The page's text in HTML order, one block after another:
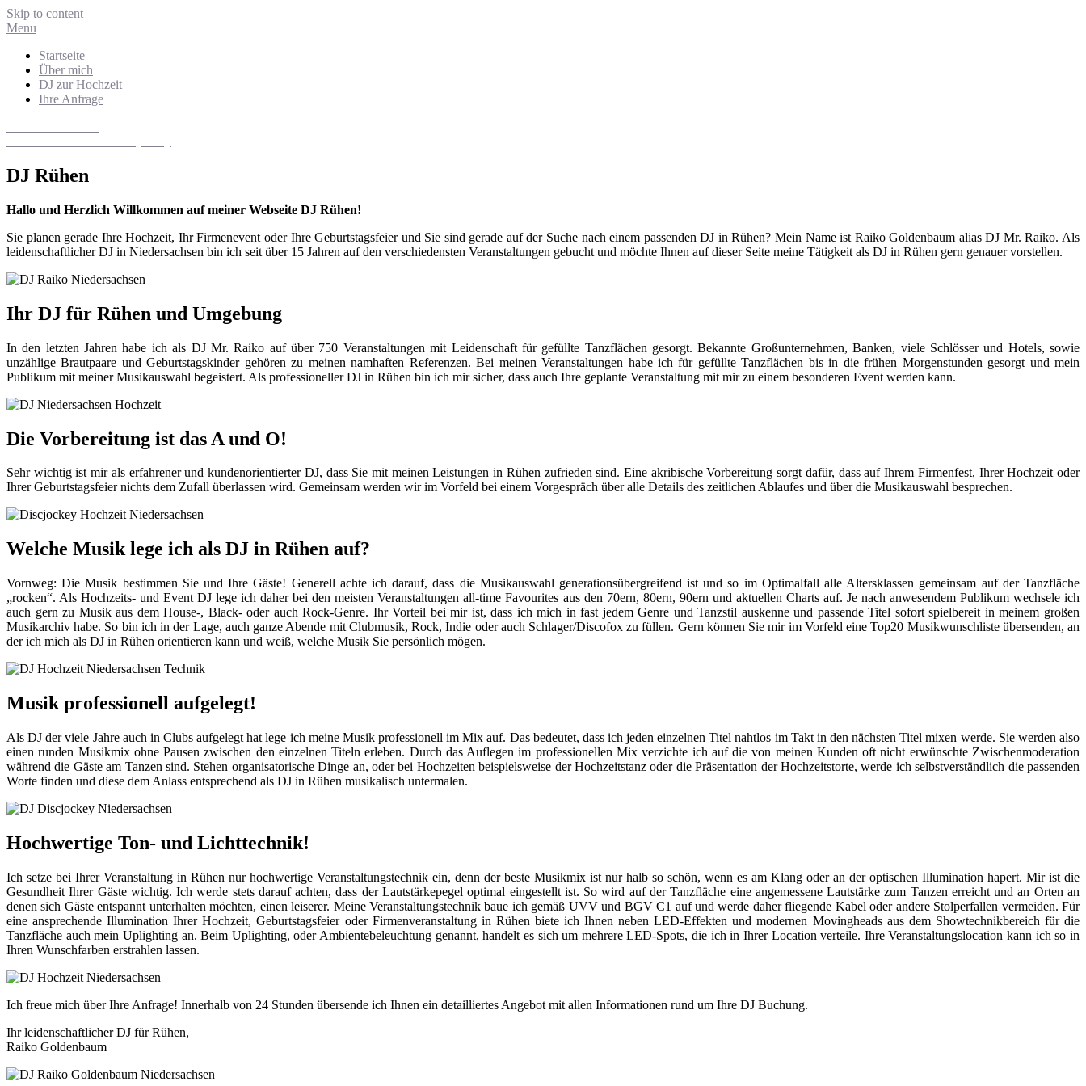
Skip to content
Menu
Startseite
Über mich
DJ zur Hochzeit
Ihre Anfrage
DJ Rühen
Hallo und Herzlich Willkommen auf meiner Webseite DJ Rühen!
Sie planen gerade Ihre Hochzeit, Ihr Firmenevent oder Ihre Geburtstagsfeier und Sie sind gerade auf der Suche nach einem passenden DJ in Rühen? Mein Name ist Raiko Goldenbaum alias DJ Mr. Raiko. Als
leidenschaftlicher DJ in Niedersachsen bin ich seit über 15 Jahren auf den verschiedensten Veranstaltungen gebucht und möchte Ihnen auf dieser Seite meine Tätigkeit als DJ in Rühen gern genauer vorstellen.
Ihr DJ für Rühen und Umgebung
In den letzten Jahren habe ich als DJ Mr. Raiko auf über 750 Veranstaltungen mit Leidenschaft für gefüllte Tanzflächen gesorgt. Bekannte Großunternehmen, Banken, viele Schlösser und Hotels, sowie
unzählige Brautpaare und Geburtstagskinder gehören zu meinen namhaften Referenzen. Bei meinen Veranstaltungen habe ich für gefüllte Tanzflächen bis in die frühen Morgenstunden gesorgt und mein
Publikum mit meiner Musikauswahl begeistert. Als professioneller DJ in Rühen bin ich mir sicher, dass auch Ihre geplante Veranstaltung mit mir zu einem besonderen Event werden kann.
Die Vorbereitung ist das A und O!
Sehr wichtig ist mir als erfahrener und kundenorientierter DJ, dass Sie mit meinen Leistungen in Rühen zufrieden sind. Eine akribische Vorbereitung sorgt dafür, dass auf Ihrem Firmenfest, Ihrer Hochzeit oder
Ihrer Geburtstagsfeier nichts dem Zufall überlassen wird. Gemeinsam werden wir im Vorfeld bei einem Vorgespräch über alle Details des zeitlichen Ablaufes und über die Musikauswahl besprechen.
Welche Musik lege ich als DJ in Rühen auf?
Vornweg: Die Musik bestimmen Sie und Ihre Gäste! Generell achte ich darauf, dass die Musikauswahl generationsübergreifend ist und so im Optimalfall alle Altersklassen gemeinsam auf der Tanzfläche
„rocken“. Als Hochzeits- und Event DJ lege ich daher bei den meisten Veranstaltungen all-time Favourites aus den 70ern, 80ern, 90ern und aktuellen Charts auf. Je nach anwesendem Publikum wechsele ich
auch gern zu Musik aus dem House-, Black- oder auch Rock-Genre. Ihr Vorteil bei mir ist, dass ich mich in fast jedem Genre und Tanzstil auskenne und passende Titel sofort spielbereit in meinem großen
Musikarchiv habe. So bin ich in der Lage, auch ganze Abende mit Clubmusik, Rock, Indie oder auch Schlager/Discofox zu füllen. Gern können Sie mir im Vorfeld eine Top20 Musikwunschliste übersenden, an
der ich mich als DJ in Rühen orientieren kann und weiß, welche Musik Sie persönlich mögen.
Musik professionell aufgelegt!
Als DJ der viele Jahre auch in Clubs aufgelegt hat lege ich meine Musik professionell im Mix auf. Das bedeutet, dass ich jeden einzelnen Titel nahtlos im Takt in den nächsten Titel mixen werde. Sie werden also
einen runden Musikmix ohne Pausen zwischen den einzelnen Titeln erleben. Durch das Auflegen im professionellen Mix verzichte ich auf die von meinen Kunden oft nicht erwünschte Zwischenmoderation
während die Gäste am Tanzen sind. Stehen organisatorische Dinge an, oder bei Hochzeiten beispielsweise der Hochzeitstanz oder die Präsentation der Hochzeitstorte, werde ich selbstverständlich die passenden
Worte finden und diese dem Anlass entsprechend als DJ in Rühen musikalisch untermalen.
Hochwertige Ton- und Lichttechnik!
Ich setze bei Ihrer Veranstaltung in Rühen nur hochwertige Veranstaltungstechnik ein, denn der beste Musikmix ist nur halb so schön, wenn es am Klang oder an der optischen Illumination hapert. Mir ist die
Gesundheit Ihrer Gäste wichtig. Ich werde stets darauf achten, dass der Lautstärkepegel optimal eingestellt ist. So wird auf der Tanzfläche eine angemessene Lautstärke zum Tanzen erreicht und an Orten an
denen sich Gäste entspannt unterhalten möchten, einen leiserer. Meine Veranstaltungstechnik baue ich gemäß UVV und BGV C1 auf und werde daher fliegende Kabel oder andere Stolperfallen vermeiden. Für
eine ansprechende Illumination Ihrer Hochzeit, Geburtstagsfeier oder Firmenveranstaltung in Rühen biete ich Ihnen neben LED-Effekten und modernen Movingheads aus dem Showtechnikbereich für die
Tanzfläche auch mein Uplighting an. Beim Uplighting, oder Ambientebeleuchtung genannt, handelt es sich um mehrere LED-Spots, die ich in Ihrer Location verteile. Ihre Veranstaltungslocation kann ich so in
Ihren Wunschfarben erstrahlen lassen.
Ich freue mich über Ihre Anfrage! Innerhalb von 24 Stunden übersende ich Ihnen ein detailliertes Angebot mit allen Informationen rund um Ihre DJ Buchung.
Ihr leidenschaftlicher DJ für Rühen,
Raiko Goldenbaum